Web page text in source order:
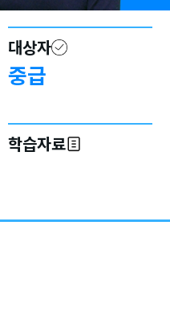
대상자
중급
학습자료